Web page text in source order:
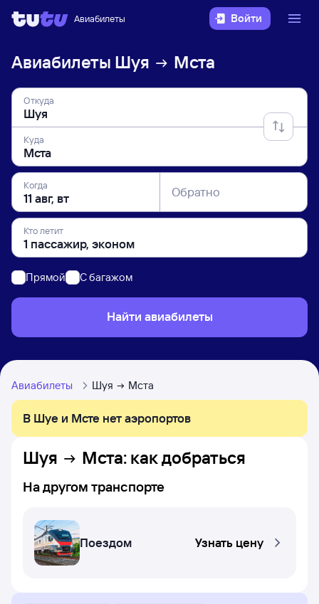
Авиабилеты Войти
Авиабилеты Шуя Мста
Откуда
Куда
Когда Обратно
Кто летит
Прямой C багажом
Найти авиабилеты
Авиабилеты Шуя Мста
В Шуе и Мсте нет аэропортов
Шуя Мста: как добраться
На другом транспорте
Поездом Узнать цену